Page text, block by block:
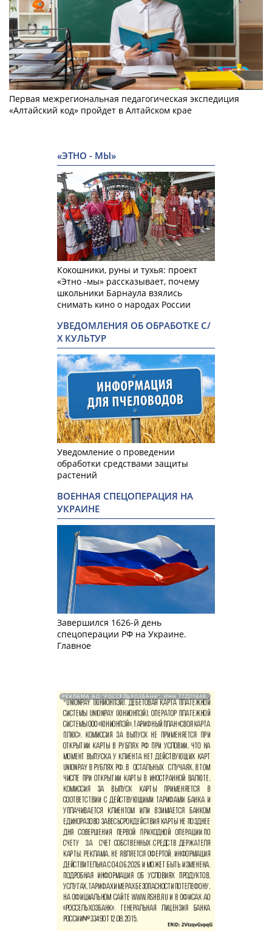
Первая межрегиональная педагогическая экспедиция
«Алтайский код» пройдет в Алтайском крае
«ЭТНО - МЫ»
Кокошники, руны и тухья: проект
«Этно -мы» рассказывает, почему
школьники Барнаула взялись
снимать кино о народах России
УВЕДОМЛЕНИЯ ОБ ОБРАБОТКЕ С/
Х КУЛЬТУР
Уведомление о проведении
обработки средствами защиты
растений
ВОЕННАЯ СПЕЦОПЕРАЦИЯ НА
УКРАИНЕ
Завершился 1626-й день
спецоперации РФ на Украине.
Главное
РЕКЛАМА АО "РОССЕЛЬХОЗБАНК". ИНН 772511448.